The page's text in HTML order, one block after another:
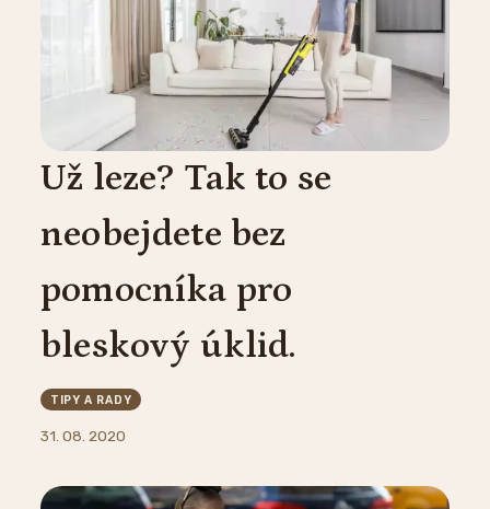
Už leze? Tak to se
neobejdete bez
pomocníka pro
bleskový úklid.
TIPY A RADY
31. 08. 2020